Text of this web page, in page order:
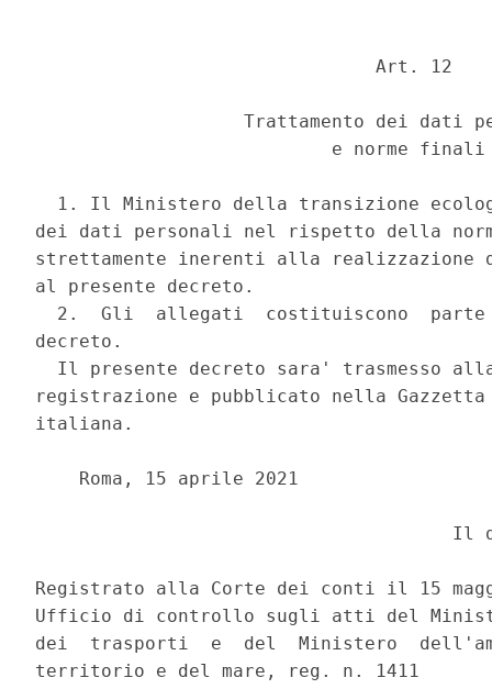
                               Art. 12
Trattamento dei dati
e norme
1. Il Ministero della transizione
dei dati personali nel rispetto della
strettamente inerenti alla
al presente decreto.
2.  Gli  allegati  costituiscono
decreto.
Il presente decreto sara' trasmesso
registrazione e pubblicato nella
italiana.
    Roma, 15 aprile 2021
Registrato alla Corte dei conti il 15
Ufficio di controllo sugli atti del
dei  trasporti  e  del  Ministero
territorio e del mare, reg. n. 1411